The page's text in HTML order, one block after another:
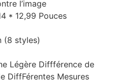
l’image
* 12,99 Pouces
(8 styles)
Légère Diffférence de
DiffFérentes Mesures